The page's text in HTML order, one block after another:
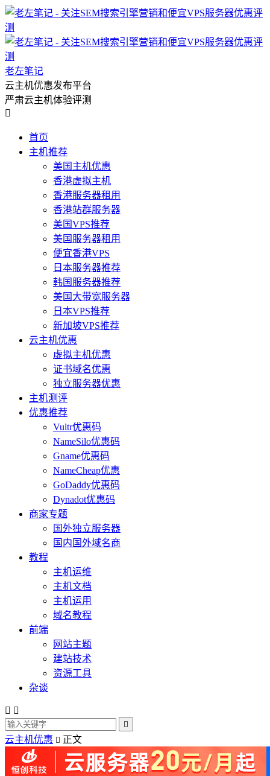
老左笔记
云主机优惠发布平台
严肃云主机体验评测

首页
主机推荐
美国主机优惠
香港虚拟主机
香港服务器租用
香港站群服务器
美国VPS推荐
美国服务器租用
便宜香港VPS
日本服务器推荐
韩国服务器推荐
美国大带宽服务器
日本VPS推荐
新加坡VPS推荐
云主机优惠
虚拟主机优惠
证书域名优惠
独立服务器优惠
主机测评
优惠推荐
Vultr优惠码
NameSilo优惠码
Gname优惠码
NameCheap优惠
GoDaddy优惠码
Dynadot优惠码
商家专题
国外独立服务器
国内国外域名商
教程
主机运维
主机文档
主机运用
域名教程
前端
网站主题
建站技术
资源工具
杂谈
 

云主机优惠  正文